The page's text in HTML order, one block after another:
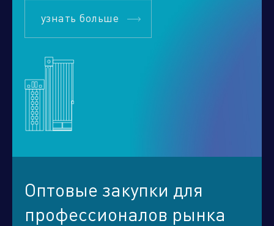
узнать больше
Оптовые закупки для
профессионалов рынка